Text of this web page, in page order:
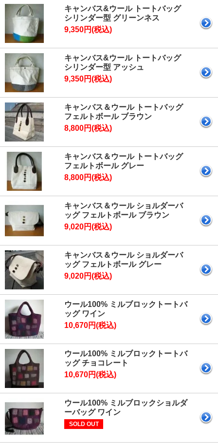
キャンバス&ウール トートバッグ
シリンダー型 グリーンネス
9,350円(税込)
キャンバス&ウール トートバッグ
シリンダー型 アッシュ
9,350円(税込)
キャンバス＆ウール トートバッグ
フェルトボール ブラウン
8,800円(税込)
キャンバス＆ウール トートバッグ
フェルトボール グレー
8,800円(税込)
キャンバス＆ウール ショルダーバ
ッグ フェルトボール ブラウン
9,020円(税込)
キャンバス＆ウール ショルダーバ
ッグ フェルトボール グレー
9,020円(税込)
ウール100% ミルブロックトートバ
ッグ ワイン
10,670円(税込)
ウール100% ミルブロックトートバ
ッグ チョコレート
10,670円(税込)
ウール100% ミルブロックショルダ
ーバッグ ワイン
SOLD OUT